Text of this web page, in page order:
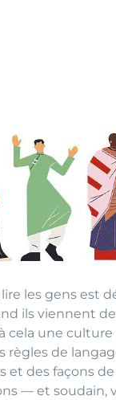
les gens est
ils viennent
cela une
règles de
et des façons
— et soudain,